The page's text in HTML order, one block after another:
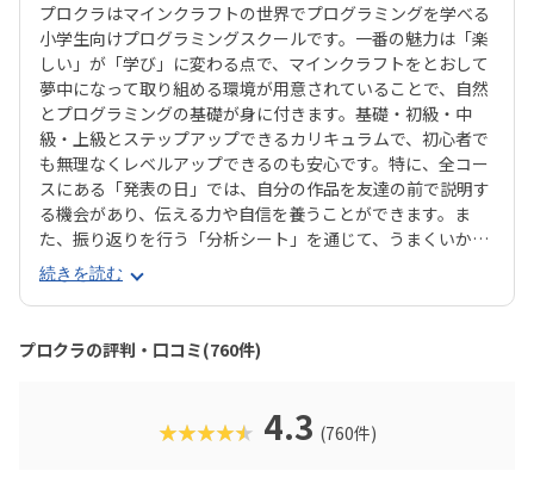
プロクラはマインクラフトの世界でプログラミングを学べる
小学生向けプログラミングスクールです。一番の魅力は「楽
しい」が「学び」に変わる点で、マインクラフトをとおして
夢中になって取り組める環境が用意されていることで、自然
とプログラミングの基礎が身に付きます。基礎・初級・中
級・上級とステップアップできるカリキュラムで、初心者で
も無理なくレベルアップできるのも安心です。特に、全コー
スにある「発表の日」では、自分の作品を友達の前で説明す
る機会があり、伝える力や自信を養うことができます。ま
た、振り返りを行う「分析シート」を通じて、うまくいかな
かった点をどう改善するかを考える習慣が身に付くのも特徴
です。さらに、講師は子どもたちの答えを引き出すコーチン
グ型指導を採用。自分で考え、解決する力を育みます。全国
600以上の教室で展開され、初めてでも安心して参加できる
無料体験も実施中。遊びながら未来につながる力を育てられ
続きを読む
プロクラの評判・口コミ(760件)
★★★★★ 4.3 (760件)